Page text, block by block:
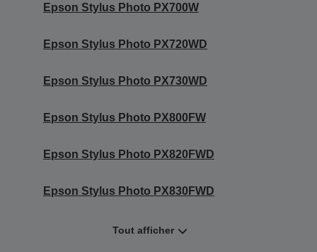
Epson Stylus Photo PX700W
Epson Stylus Photo PX720WD
Epson Stylus Photo PX730WD
Epson Stylus Photo PX800FW
Epson Stylus Photo PX820FWD
Epson Stylus Photo PX830FWD
Tout afficher